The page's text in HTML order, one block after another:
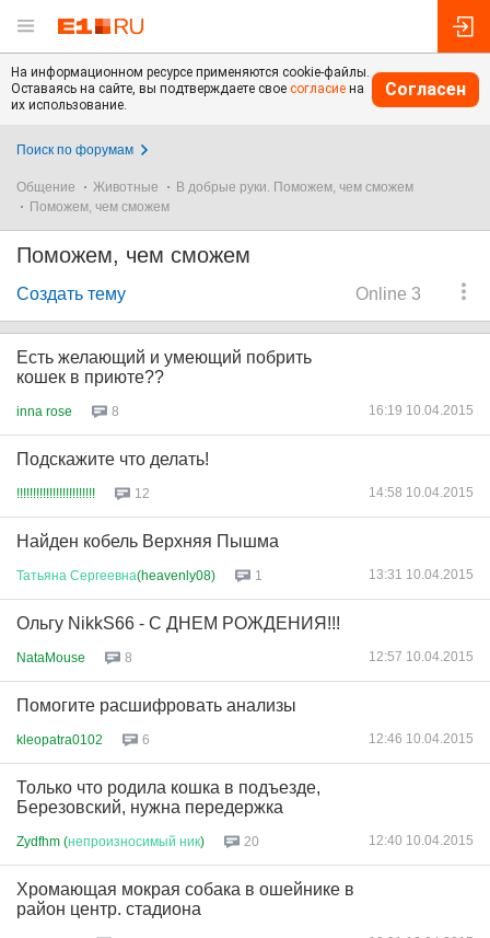
На информационном ресурсе применяются cookie-файлы.
Оставаясь на сайте, вы подтверждаете свое согласие на
их использование.
Согласен
Поиск по форумам
Общение Животные
В добрые руки. Поможем, чем сможем
Поможем, чем сможем
Поможем, чем сможем
Online 3
Создать тему
Есть желающий и умеющий побрить
кошек в приюте??
inna rose 8 16:19 10.04.2015
Подскажите что делать!
!!!!!!!!!!!!!!!!!!!!!!!! 12 14:58 10.04.2015
Найден кобель Верхняя Пышма
Татьяна Сергеевна(heavenly08) 1 13:31 10.04.2015
Ольгу NikkS66 - С ДНЕМ РОЖДЕНИЯ!!!
NataMouse 8 12:57 10.04.2015
Помогите расшифровать анализы
kleopatra0102 6 12:46 10.04.2015
Только что родила кошка в подъезде,
Березовский, нужна передержка
Zydfhm (непроизносимый ник) 20 12:40 10.04.2015
Хромающая мокрая собака в ошейнике в
район центр. стадиона